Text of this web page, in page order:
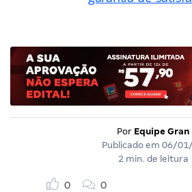
Por Equipe Gran
Publicado em 06/
2 min. de leitura
0 0